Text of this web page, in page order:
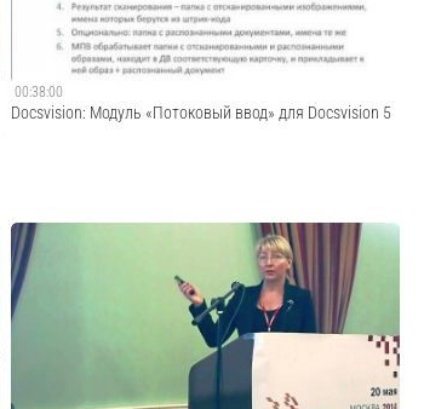
Cмотреть видео
00:38:00
Docsvision: Модуль «Потоковый ввод» для Docsvision 5
Модуль Потоковый ввод предназначен для
автоматизации массового ввода документов в систему
электронного документооборота Docsvision. Потоковый
ввод можно применять в любом решении на платформе
Docsvision и легко модифицировать. Модуль исполь...
Cмотреть видео